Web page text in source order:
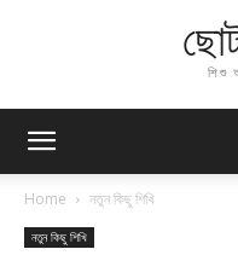
শিশু
Home নতুন কিছু শিখি
নতুন কিছু শিখি